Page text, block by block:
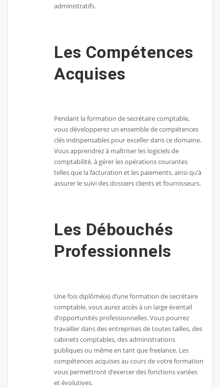
administratifs.
Les Compétences
Acquises
Pendant la formation de secrétaire comptable,
vous développerez un ensemble de compétences
clés indispensables pour exceller dans ce domaine.
Vous apprendrez à maîtriser les logiciels de
comptabilité, à gérer les opérations courantes
telles que la facturation et les paiements, ainsi qu’à
assurer le suivi des dossiers clients et fournisseurs.
Les Débouchés
Professionnels
Une fois diplômé(e) d’une formation de secrétaire
comptable, vous aurez accès à un large éventail
d’opportunités professionnelles. Vous pourrez
travailler dans des entreprises de toutes tailles, des
cabinets comptables, des administrations
publiques ou même en tant que freelance. Les
compétences acquises au cours de votre formation
vous permettront d’exercer des fonctions variées
et évolutives.